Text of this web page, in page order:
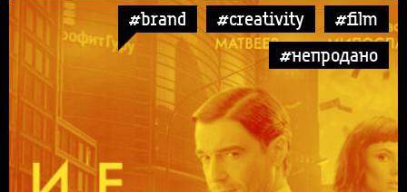
#brand #creativity
#film
#непродано